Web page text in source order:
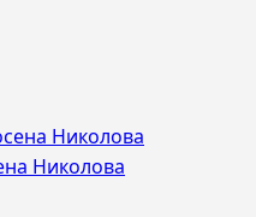
Николова